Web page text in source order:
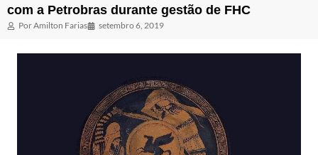
com a Petrobras durante gestão de FHC
PorAmilton Farias setembro 6, 2019